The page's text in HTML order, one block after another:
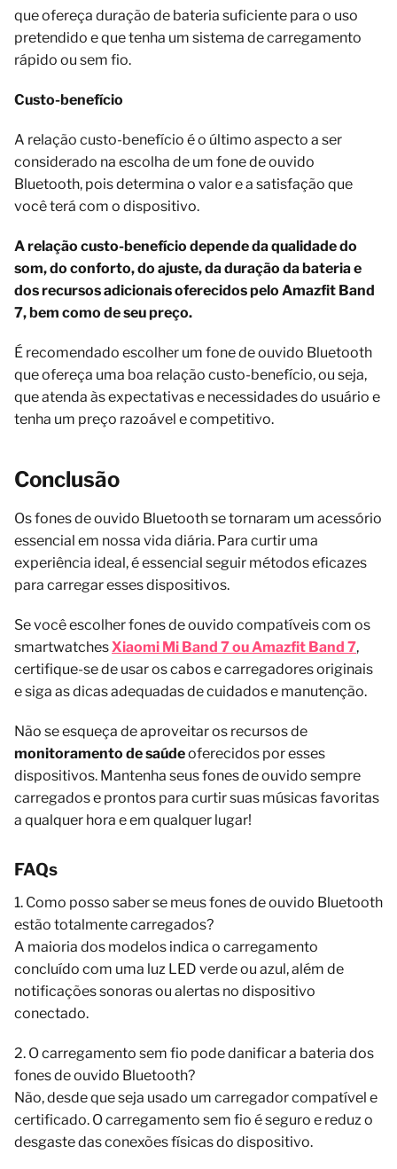
que ofereça duração de bateria suficiente para o uso
pretendido e que tenha um sistema de carregamento
rápido ou sem fio.
Custo-benefício
A relação custo-benefício é o último aspecto a ser
considerado na escolha de um fone de ouvido
Bluetooth, pois determina o valor e a satisfação que
você terá com o dispositivo.
A relação custo-benefício depende da qualidade do
som, do conforto, do ajuste, da duração da bateria e
dos recursos adicionais oferecidos pelo Amazfit Band
7, bem como de seu preço.
É recomendado escolher um fone de ouvido Bluetooth
que ofereça uma boa relação custo-benefício, ou seja,
que atenda às expectativas e necessidades do usuário e
tenha um preço razoável e competitivo.
Conclusão
Os fones de ouvido Bluetooth se tornaram um acessório
essencial em nossa vida diária. Para curtir uma
experiência ideal, é essencial seguir métodos eficazes
para carregar esses dispositivos.
Se você escolher fones de ouvido compatíveis com os
smartwatchesXiaomi Mi Band 7 ou Amazfit Band 7,
certifique-se de usar os cabos e carregadores originais
e siga as dicas adequadas de cuidados e manutenção.
Não se esqueça de aproveitar os recursos de
monitoramento de saúdeoferecidos por esses
dispositivos. Mantenha seus fones de ouvido sempre
carregados e prontos para curtir suas músicas favoritas
a qualquer hora e em qualquer lugar!
FAQs
1. Como posso saber se meus fones de ouvido Bluetooth
estão totalmente carregados?
A maioria dos modelos indica o carregamento
concluído com uma luz LED verde ou azul, além de
notificações sonoras ou alertas no dispositivo
conectado.
2. O carregamento sem fio pode danificar a bateria dos
fones de ouvido Bluetooth?
Não, desde que seja usado um carregador compatível e
certificado. O carregamento sem fio é seguro e reduz o
desgaste das conexões físicas do dispositivo.